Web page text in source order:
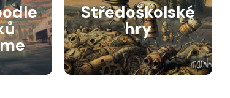
Středoškolské
hry